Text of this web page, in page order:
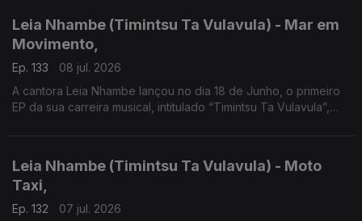
Leia Nhambe (Timintsu Ta Vulavula) - Mar em
Movimento,
Ep. 133
08 jul. 2026
A cantora Leia Nhambe lançou no dia 18 de Junho, o primeiro
EP da sua carreira musical, intitulado “Timintsu Ta Vulavula”,
Leia Nhambe (Timintsu Ta Vulavula) - Moto
Taxi,
Ep. 132
07 jul. 2026